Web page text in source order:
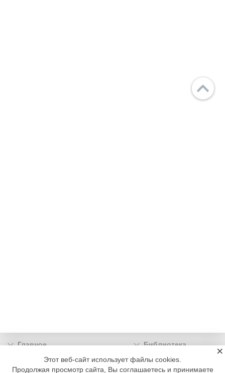
Главное
Библиотека
Подписка
Реклама
Этот веб-сайт использует файлы cookies.
Продолжая просмотр сайта, Вы соглашаетесь и принимаете
×